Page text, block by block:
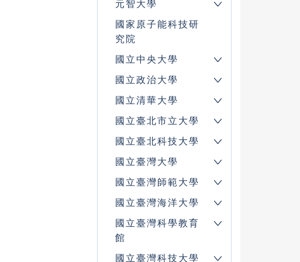
元智大學
國家原子能科技研
究院
國立中央大學
國立政治大學
國立清華大學
國立臺北市立大學
國立臺北科技大學
國立臺灣大學
國立臺灣師範大學
國立臺灣海洋大學
國立臺灣科學教育
館
國立臺灣科技大學